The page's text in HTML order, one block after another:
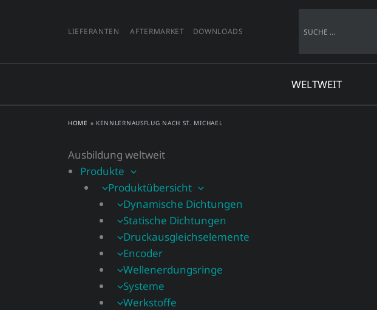
LIEFERANTEN AFTERMARKET DOWNLOADS
WELTWEIT
HOME » KENNLERNAUSFLUG NACH ST. MICHAEL
Ausbildung weltweit
Produkte
Produktübersicht
Dynamische Dichtungen
Statische Dichtungen
Druckausgleichselemente
Encoder
Wellenerdungsringe
Systeme
Werkstoffe